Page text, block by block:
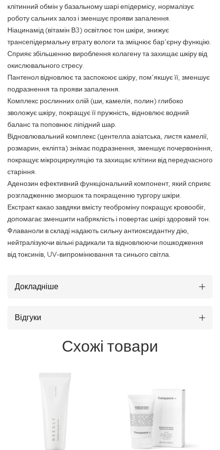
клітинний обмін у базальному шарі епідермісу, нормалізує
роботу сальних залоз і зменшує прояви запалення.
Ніацинамід (вітамін В3) освітлює тон шкіри, знижує
трансепідермальну втрату вологи та зміцнює бар’єрну функцію.
Сприяє збільшенню вироблення колагену та захищає шкіру від
окислювального стресу.
Пантенол відновлює та заспокоює шкіру, пом’якшує її, зменшує
подразнення та прояви запалення.
Комплекс рослинних олій (ши, камелія, полин) глибоко
зволожує шкіру, покращує її пружність, відновлює водний
баланс та поповнює ліпідний шар.
Відновлювальний комплекс (центелла азіатська, листя камелії,
розмарин, екліпта) знімає подразнення, зменшує почервоніння,
покращує мікроциркуляцію та захищає клітини від передчасного
старіння.
Аденозин ефективний функціональний компонент, який сприяє
розгладженню зморшок та покращенню тургору шкіри.
Екстракт какао завдяки вмісту теоброміну покращує кровообіг,
допомагає зменшити набряклість і повертає шкірі здоровий тон.
Флаваноли в складі надають сильну антиоксидантну дію,
нейтралізуючи вільні радикали та відновлюючи пошкодження
від токсинів, UV-випромінювання та синього світла.
Докладніше
Відгуки
Схожі товари